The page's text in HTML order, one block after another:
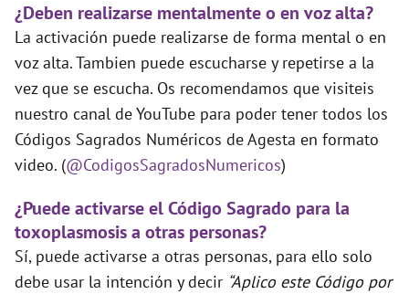
¿Deben realizarse mentalmente o en voz alta?
La activación puede realizarse de forma mental o en
voz alta. Tambien puede escucharse y repetirse a la
vez que se escucha. Os recomendamos que visiteis
nuestro canal de YouTube para poder tener todos los
Códigos Sagrados Numéricos de Agesta en formato
video. (@CodigosSagradosNumericos)
¿Puede activarse el Código Sagrado para la
toxoplasmosis a otras personas?
Sí, puede activarse a otras personas, para ello solo
debe usar la intención y decir “Aplico este Código por